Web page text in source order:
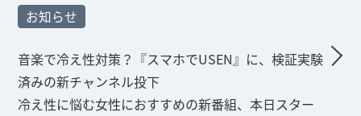
お知らせ
音楽で冷え性対策？『スマホでUSEN』に、検証実験
済みの新チャンネル投下
冷え性に悩む女性におすすめの新番組、本日スター